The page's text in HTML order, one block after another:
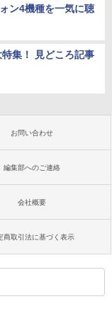
ン4機種を一気に聴
集！ 見どころ記事
お問い合わせ
編集部へのご連絡
会社概要
商取引法に基づく表示